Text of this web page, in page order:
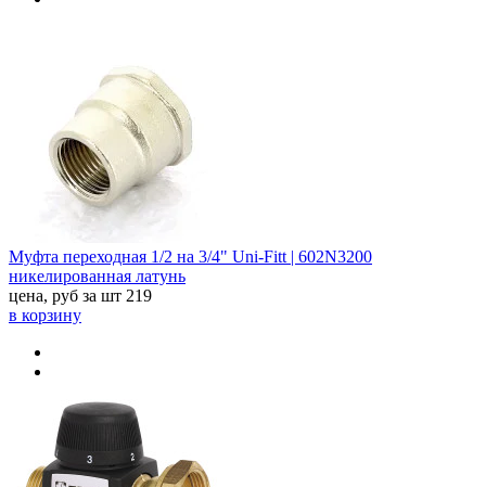
Муфта переходная 1/2 на 3/4" Uni-Fitt | 602N3200
никелированная латунь
цена, руб за шт 219
в корзину